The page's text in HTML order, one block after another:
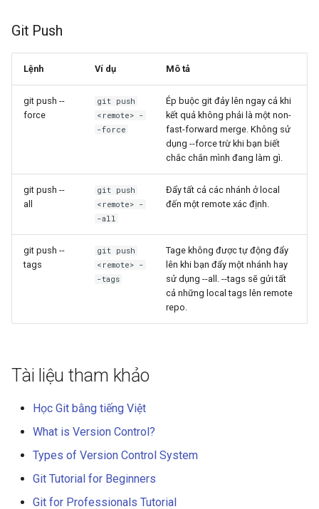
Git Push
Lệnh Ví dụ Mô tả
git push --
force
git push
<remote> -
-force
Ép buộc git đảy lên ngay cả khi
kết quả không phải là một non-
fast-forward merge. Không sử
dụng --force trừ khi bạn biết
chắc chắn mình đang làm gì.
git push --
all
git push
<remote> -
-all
Đẩy tất cả các nhánh ở local
đến một remote xác định.
git push --
tags
git push
<remote> -
-tags
Tage không được tự động đẩy
lên khi bạn đẩy một nhánh hay
sử dụng --all. --tags sẽ gửi tất
cả những local tags lên remote
repo.
Tài liệu tham khảo
Học Git bằng tiếng Việt
What is Version Control?
Types of Version Control System
Git Tutorial for Beginners
Git for Professionals Tutorial